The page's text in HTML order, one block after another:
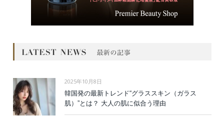
2025年10月8日
韓国発の最新トレンド“グラススキン（ガラス
肌）”とは？ 大人の肌に似合う理由